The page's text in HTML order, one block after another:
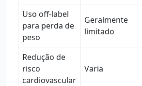
Uso off-label
para perda de
peso
Geralmente
limitado
Redução de
risco
cardiovascular
Varia